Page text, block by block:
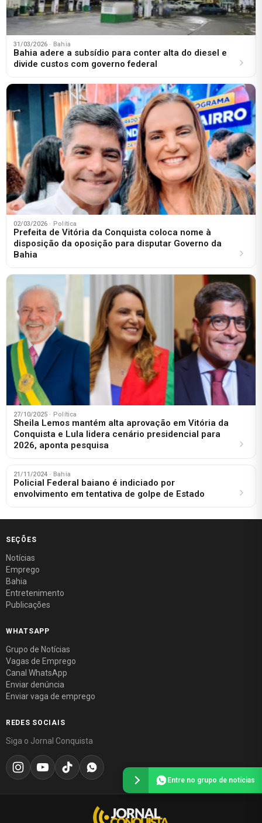
31/03/2026 · Bahia
Bahia adere a subsídio para conter alta do diesel e
divide custos com governo federal
02/03/2026 · Política
Prefeita de Vitória da Conquista coloca nome à
disposição da oposição para disputar Governo da
Bahia
27/10/2025 · Política
Sheila Lemos mantém alta aprovação em Vitória da
Conquista e Lula lidera cenário presidencial para
2026, aponta pesquisa
21/11/2024 · Bahia
Policial Federal baiano é indiciado por
envolvimento em tentativa de golpe de Estado
SEÇÕES
Notícias
Emprego
Bahia
Entretenimento
Publicações
WHATSAPP
Grupo de Notícias
Vagas de Emprego
Canal WhatsApp
Enviar denúncia
Enviar vaga de emprego
REDES SOCIAIS
Siga o Jornal Conquista
Entre no grupo de notícias